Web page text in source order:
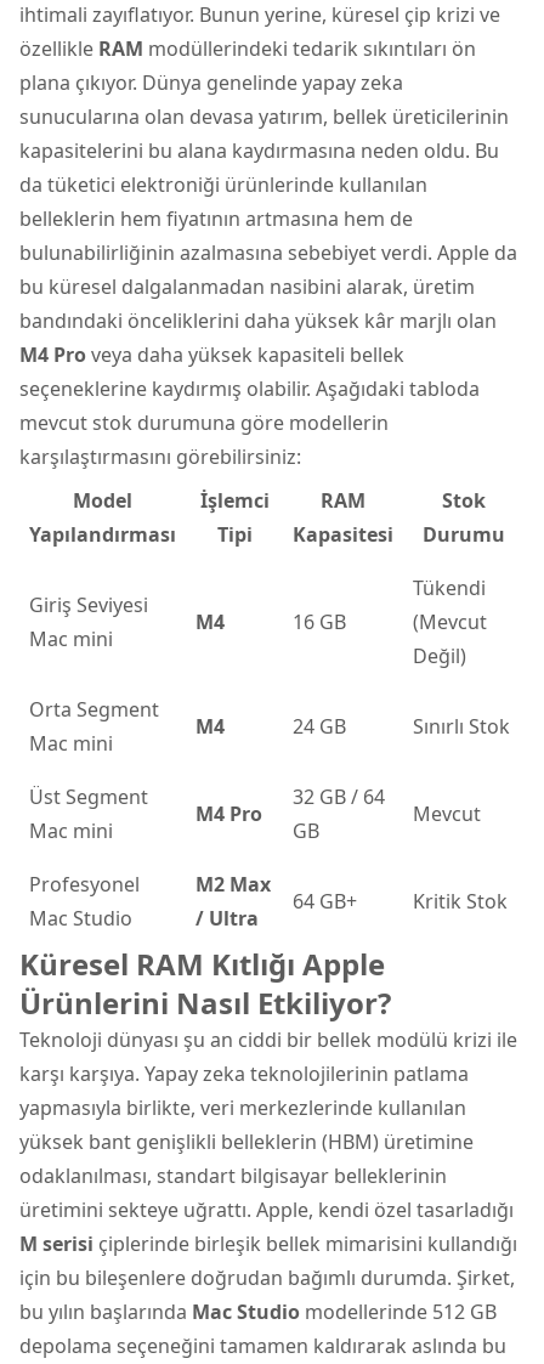
ihtimali zayıflatıyor. Bunun yerine, küresel çip krizi ve
özellikle RAM modüllerindeki tedarik sıkıntıları ön
plana çıkıyor. Dünya genelinde yapay zeka
sunucularına olan devasa yatırım, bellek üreticilerinin
kapasitelerini bu alana kaydırmasına neden oldu. Bu
da tüketici elektroniği ürünlerinde kullanılan
belleklerin hem fiyatının artmasına hem de
bulunabilirliğinin azalmasına sebebiyet verdi. Apple da
bu küresel dalgalanmadan nasibini alarak, üretim
bandındaki önceliklerini daha yüksek kâr marjlı olan
M4 Proveya daha yüksek kapasiteli bellek
seçeneklerine kaydırmış olabilir. Aşağıdaki tabloda
mevcut stok durumuna göre modellerin
karşılaştırmasını görebilirsiniz:
Model
Yapılandırması
İşlemci
Tipi
RAM
Kapasitesi
Stok
Durumu
Giriş Seviyesi
Mac mini
M4 16 GB
Tükendi
(Mevcut
Değil)
Orta Segment
Mac mini
M4 24 GB Sınırlı Stok
Üst Segment
Mac mini
M4 Pro
32 GB / 64
GB
Mevcut
Profesyonel
Mac Studio
M2 Max
/ Ultra
64 GB+ Kritik Stok
Küresel RAM Kıtlığı Apple
Ürünlerini Nasıl Etkiliyor?
Teknoloji dünyası şu an ciddi bir bellek modülü krizi ile
karşı karşıya. Yapay zeka teknolojilerinin patlama
yapmasıyla birlikte, veri merkezlerinde kullanılan
yüksek bant genişlikli belleklerin (HBM) üretimine
odaklanılması, standart bilgisayar belleklerinin
üretimini sekteye uğrattı. Apple, kendi özel tasarladığı
M serisi çiplerinde birleşik bellek mimarisini kullandığı
için bu bileşenlere doğrudan bağımlı durumda. Şirket,
bu yılın başlarında Mac Studio modellerinde 512 GB
depolama seçeneğini tamamen kaldırarak aslında bu